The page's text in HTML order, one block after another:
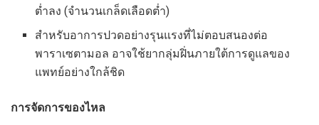
ต่ำลง (จำนวนเกล็ดเลือดต่ำ)
สำหรับอาการปวดอย่างรุนแรงที่ไม่ตอบสนองต่อ
พาราเซตามอล อาจใช้ยากลุ่มฝิ่นภายใต้การดูแลของ
แพทย์อย่างใกล้ชิด
การจัดการของไหล